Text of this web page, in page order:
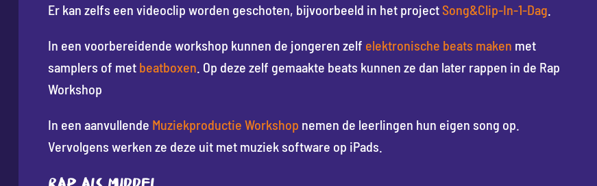
Er kan zelfs een videoclip worden geschoten, bijvoorbeeld in het project Song&Clip-In-1-Dag
In een voorbereidende workshop kunnen de jongeren zelf elektronische beats maken met
samplers of met beatboxen . Op deze zelf gemaakte beats kunnen ze dan later rappen in de Rap
Workshop
In een aanvullende Muziekproductie Workshop nemen de leerlingen hun eigen song op.
Vervolgens werken ze deze uit met muziek software op iPads.